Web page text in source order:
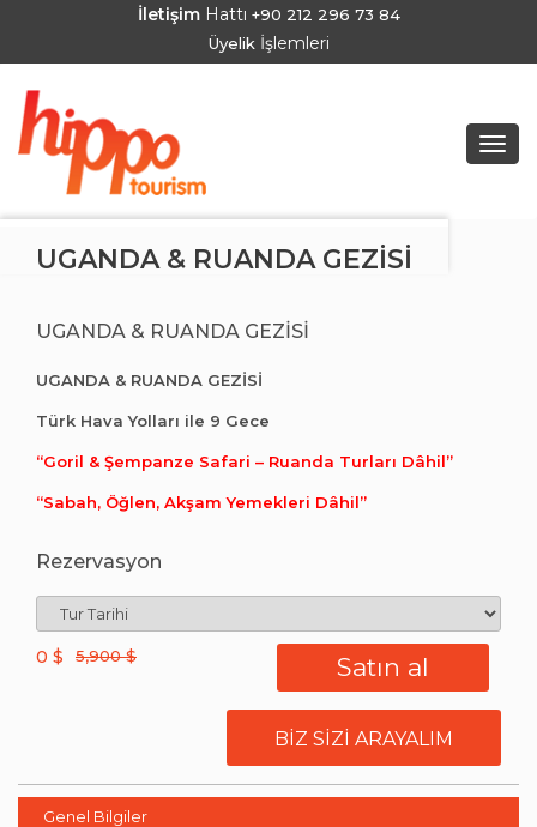
İletişimHattı +90 212 296 73 84
Üyelikİşlemleri
UGANDA & RUANDA GEZİSİ
UGANDA & RUANDA GEZİSİ
UGANDA & RUANDA GEZİSİ
Türk Hava Yolları ile 9 Gece
“Goril & Şempanze Safari – Ruanda Turları Dâhil”
“Sabah, Öğlen, Akşam Yemekleri Dâhil”
Rezervasyon
0 $ 5,900 $
BİZ SİZİ ARAYALIM
Genel Bilgiler